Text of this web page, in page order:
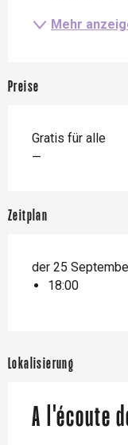
Mehr
Preise
Gratis für alle
—
Zeitplan
der 25
18:00
Lokalisierung
A l'écoute